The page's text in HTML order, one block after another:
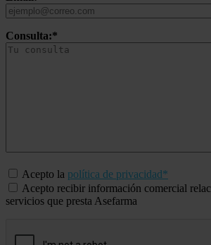
Consulta:*
Acepto la política de privacidad*
Acepto recibir información comercial
servicios que presta Asefarma